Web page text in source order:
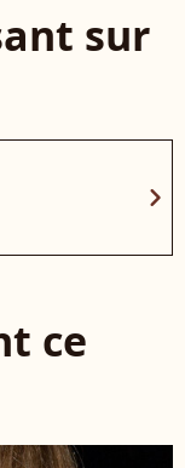
sur
chevron_right
ce